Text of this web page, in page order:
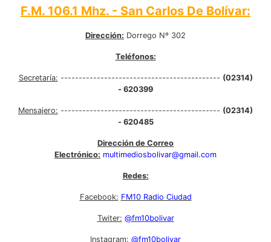
F.M. 106.1 Mhz. - San Carlos De Bolívar:
Dirección: Dorrego Nº 302
Teléfonos:
Secretaría: -------------------------------------------- (02314)
- 620399
Mensajero: -------------------------------------------- (02314)
- 620485
Dirección de Correo
Electrónico: multimediosbolivar@gmail.com
Redes:
Facebook: FM10 Radio Ciudad
Twiter: @fm10bolivar
Instagram: @fm10bolivar